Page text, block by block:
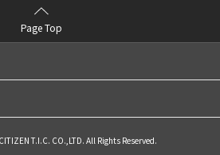
Page Top
T.I.C. CO.,LTD. All Rights Reserved.